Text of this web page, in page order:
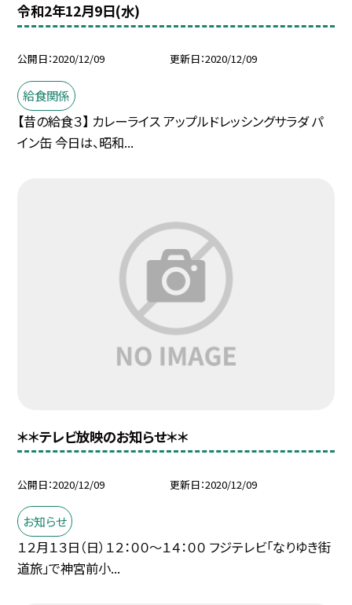
令和2年12月9日(水)
公開日 2020/12/09 更新日 2020/12/09
給食関係
【昔の給食３】 カレーライス アップルドレッシングサラダ パ
イン缶 今日は、昭和...
＊＊テレビ放映のお知らせ＊＊
公開日 2020/12/09 更新日 2020/12/09
お知らせ
１２月１３日（日）１２：００〜１４：００ フジテレビ「なりゆき街
道旅」で神宮前小...